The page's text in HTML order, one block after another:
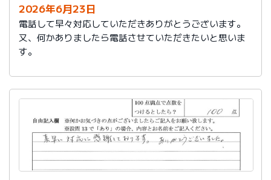
2026年6月23日
電話して早々対応していただきありがとうございます。
又、何かありましたら電話させていただきたいと思いま
す。